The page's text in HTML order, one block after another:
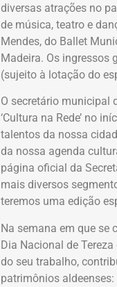
diversas atrações no
de música, teatro e
Mendes, do Ballet
Madeira. Os ingressos
(sujeito à lotação do
O secretário municipal
‘Cultura na Rede’ no
talentos da nossa
da nossa agenda
página oficial da
mais diversos
teremos uma edição
Na semana em que se
Dia Nacional de
do seu trabalho,
patrimônios